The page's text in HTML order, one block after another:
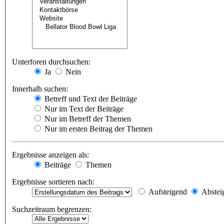
Unterforen durchsuchen:
Ja
Nein
Innerhalb suchen:
Betreff und Text der Beiträge
Nur im Text der Beiträge
Nur im Betreff der Themen
Nur im ersten Beitrag der Themen
Ergebnisse anzeigen als:
Beiträge
Themen
Ergebnisse sortieren nach:
Aufsteigend
Suchzeitraum begrenzen: